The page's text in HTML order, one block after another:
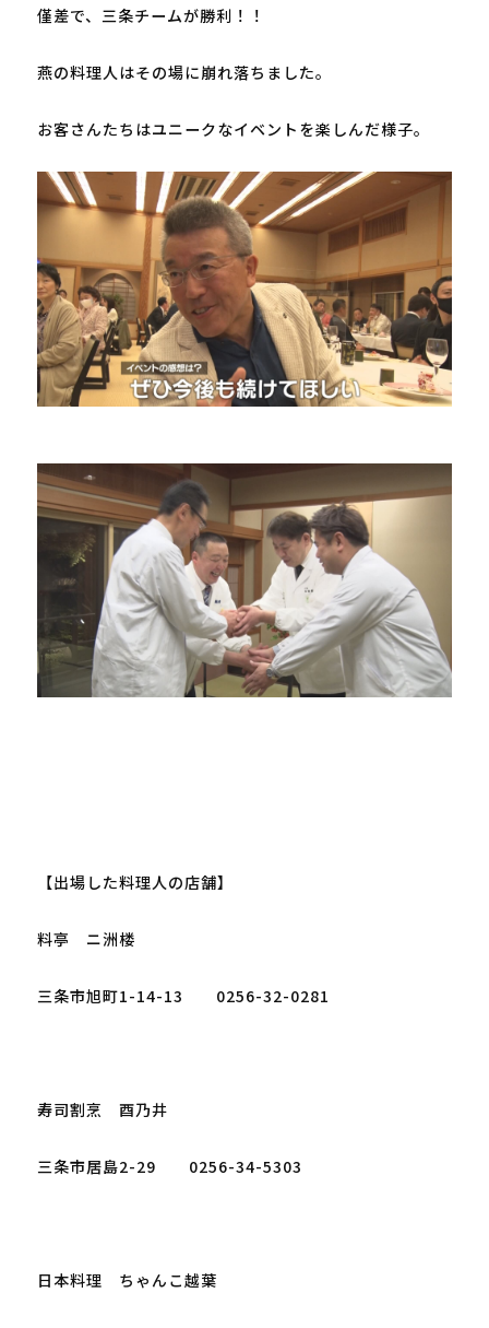
僅差で、三条チームが勝利！！
燕の料理人はその場に崩れ落ちました。
お客さんたちはユニークなイベントを楽しんだ様子。
【出場した料理人の店舗】
料亭　ニ洲楼
三条市旭町1-14-13　　0256-32-0281
寿司割烹　酉乃井
三条市居島2-29　　0256-34-5303
日本料理　ちゃんこ越葉